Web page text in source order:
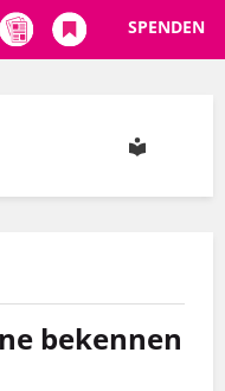
SPENDEN
bekennen